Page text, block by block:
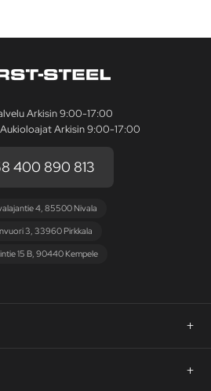
Arkisin 9:00-17:00
Arkisin 9:00-17:00
400 890 813
4, 85500 Nivala
3, 33960 Pirkkala
15 B, 90440 Kempele